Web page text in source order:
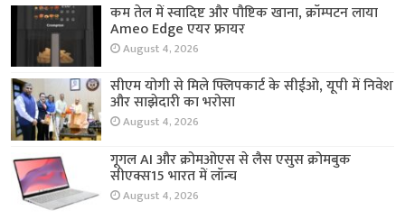
कम तेल में स्वादिष्ट और पौष्टिक खाना, क्रॉम्पटन लाया
Ameo Edge एयर फ्रायर
August 4, 2026
सीएम योगी से मिले फ्लिपकार्ट के सीईओ, यूपी में निवेश
और साझेदारी का भरोसा
August 4, 2026
गूगल AI और क्रोमओएस से लैस एसुस क्रोमबुक
सीएक्स15 भारत में लॉन्च
August 4, 2026